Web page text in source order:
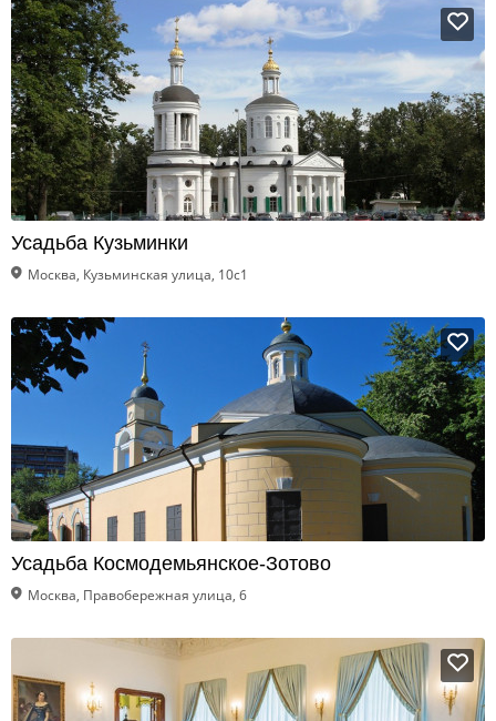
Усадьба Кузьминки
Москва, Кузьминская улица, 10с1
Усадьба Космодемьянское-Зотово
Москва, Правобережная улица, 6